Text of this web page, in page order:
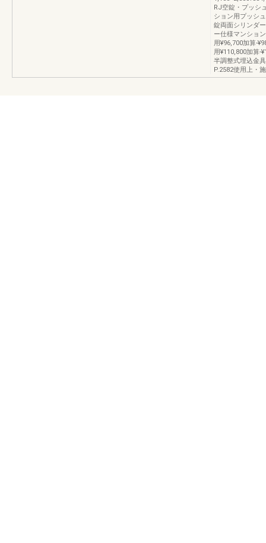
RJ空錠・プッシ
ション用プッシ
錠両面シリンダ
ー仕様マンショ
用¥96,700加算-
用¥110,800加算-
半調整式埋込金
P.2582使用上・